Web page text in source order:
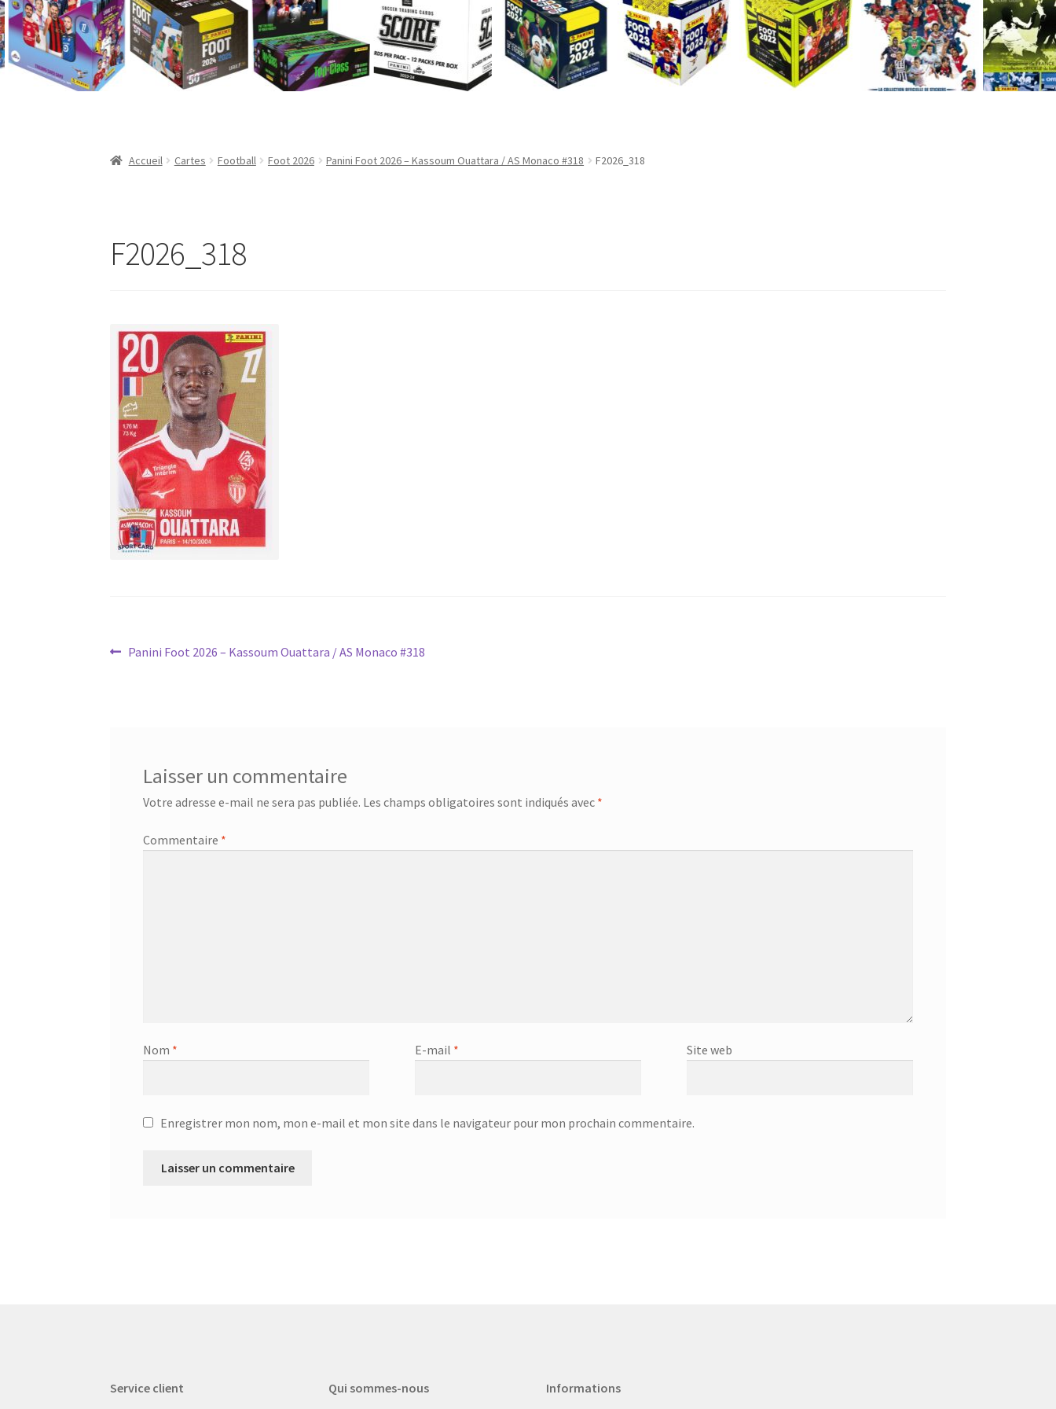
Accueil Cartes Football Foot 2026 Panini Foot 2026 – Kassoum Ouattara / AS Monaco #318 F2026_318
F2026_318
Navigation
Article
Panini Foot 2026 – Kassoum Ouattara / AS Monaco #318
Laisser un commentaire
Votre adresse e-mail ne sera pas publiée. Les champs obligatoires sont indiqués avec *
Commentaire *
Nom * E-mail * Site web
Enregistrer mon nom, mon e-mail et mon site dans le navigateur pour mon prochain commentaire.
Service client Qui sommes-nous Informations